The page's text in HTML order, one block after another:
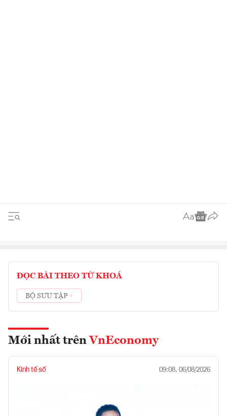
ĐỌC BÀI THEO TỪ KHOÁ
BỘ SƯU TẬP
Mới nhất trên VnEconomy
Kinh tế số 09:08, 06/08/2026